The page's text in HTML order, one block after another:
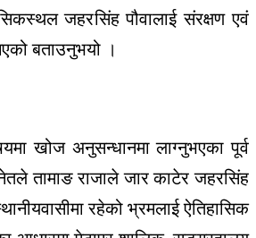
जहरसिंह पौवालाई संरक्षण एवं
बताउनुभयो ।
खोज अनुसन्धानमा लाग्नुभएका पूर्व
तामाङ राजाले जार काटेर जहरसिंह
रहेको भ्रमलाई ऐतिहासिक